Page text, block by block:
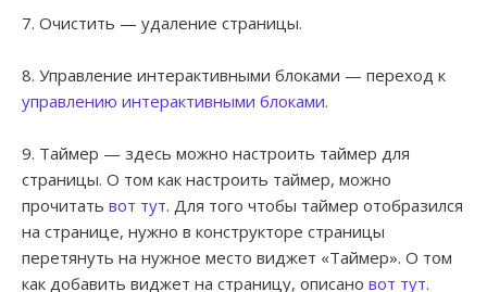
7. Очистить — удаление страницы.
8. Управление интерактивными блоками — переход к
управлению интерактивными блоками.
9. Таймер — здесь можно настроить таймер для
страницы. О том как настроить таймер, можно
прочитать вот тут. Для того чтобы таймер отобразился
на странице, нужно в конструкторе страницы
перетянуть на нужное место виджет «Таймер». О том
как добавить виджет на страницу, описано вот тут.